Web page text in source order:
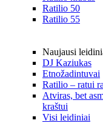
Ratilio 50
Ratilio 55
Naujausi
DJ Kaziukas
Etnožadintuvai
Ratilio – ratui
Atviras, bet
kraštui
Visi leidiniai